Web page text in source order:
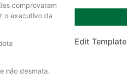
comprovaram
o executivo da
não desmata.
Edit Template